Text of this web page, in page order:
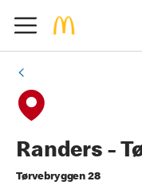
Randers -
Tørvebryggen 28